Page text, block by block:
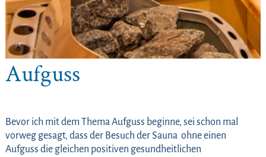
Aufguss
Bevor ich mit dem Thema Aufguss beginne, sei schon mal
vorweg gesagt, dass der Besuch der Sauna ohne einen
Aufguss die gleichen positiven gesundheitlichen